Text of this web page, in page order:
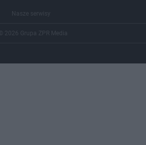
Nasze serwisy
© 2026 Grupa ZPR Media